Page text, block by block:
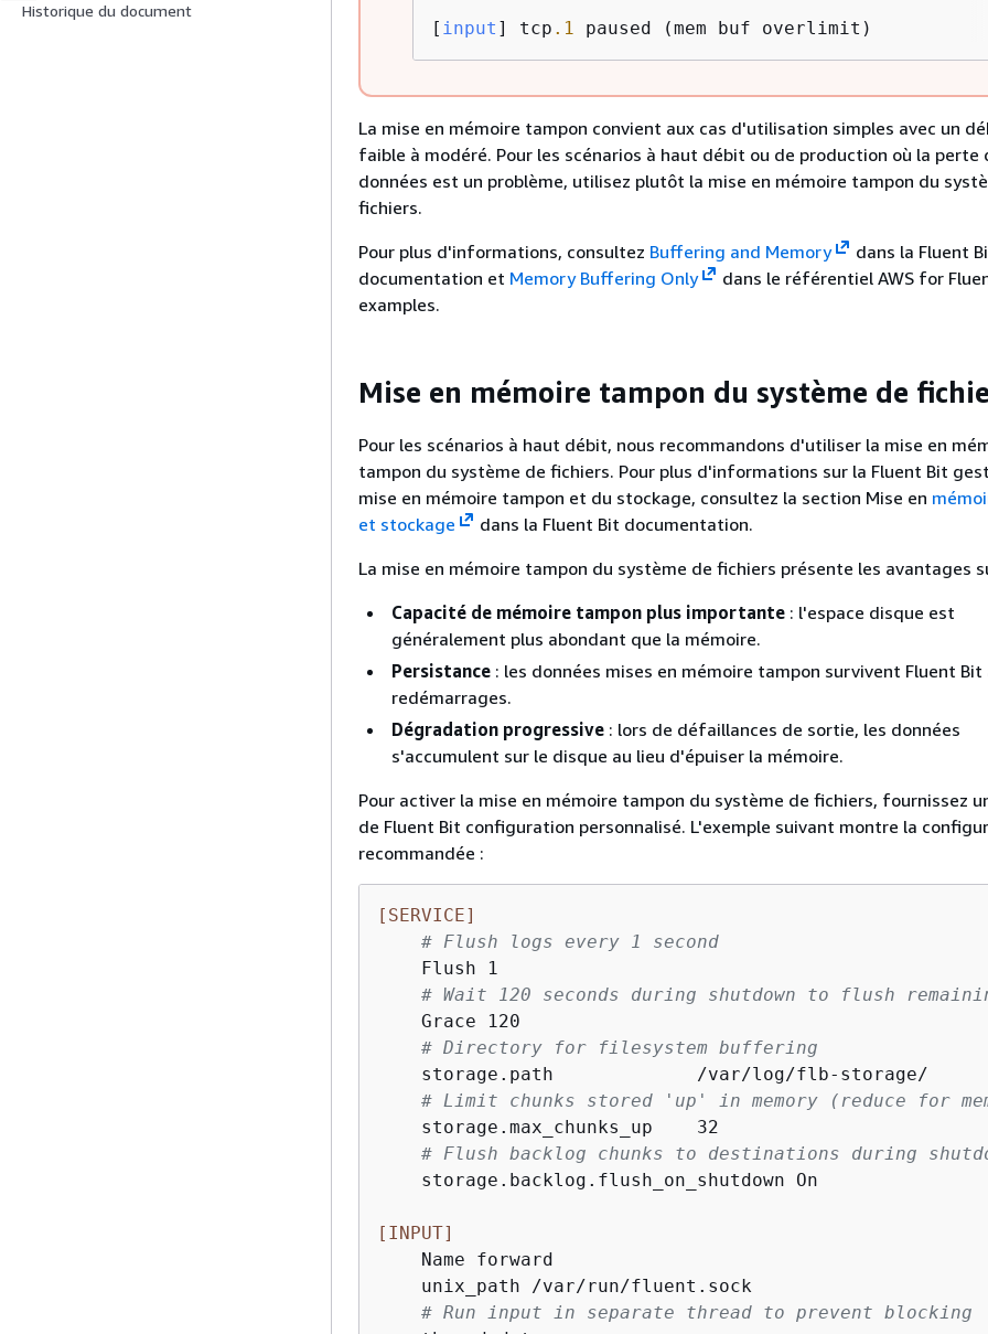
Historique du document
[ input ] tcp .1 paused (mem buf overlimit)
La mise en mémoire tampon convient aux cas d'utilisation simples avec un
faible à modéré. Pour les scénarios à haut débit ou de production où la perte
données est un problème, utilisez plutôt la mise en mémoire tampon du
fichiers.
Pour plus d'informations, consultez Buffering and Memory
dans la Fluent
documentation et Memory Buffering Only
dans le référentiel AWS for
examples.
Mise en mémoire tampon du système de
Pour les scénarios à haut débit, nous recommandons d'utiliser la mise en
tampon du système de fichiers. Pour plus d'informations sur la Fluent Bit
mise en mémoire tampon et du stockage, consultez la section Mise en
et stockage
dans la Fluent Bit documentation.
La mise en mémoire tampon du système de fichiers présente les avantages
Capacité de mémoire tampon plus importante : l'espace disque est
généralement plus abondant que la mémoire.
Persistance : les données mises en mémoire tampon survivent Fluent Bit
redémarrages.
Dégradation progressive : lors de défaillances de sortie, les données
s'accumulent sur le disque au lieu d'épuiser la mémoire.
Pour activer la mise en mémoire tampon du système de fichiers, fournissez
de Fluent Bit configuration personnalisé. L'exemple suivant montre la
recommandée :
[SERVICE]
# Flush logs every 1 second
    Flush 1
# Wait 120 seconds during shutdown to flush
    Grace 120
# Directory for filesystem buffering
    storage.path             /var/log/flb-storage/
# Limit chunks stored 'up' in memory (reduce for
    storage.max_chunks_up    32
# Flush backlog chunks to destinations during
    storage.backlog.flush_on_shutdown On
[INPUT]
    Name forward
    unix_path /var/run/fluent.sock
# Run input in separate thread to prevent blocking